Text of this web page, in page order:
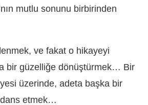
mutlu sonunu birbirinden
ve fakat o hikayeyi
bir güzelliğe dönüştürmek… Bir
üzerinde, adeta başka bir
etmek…